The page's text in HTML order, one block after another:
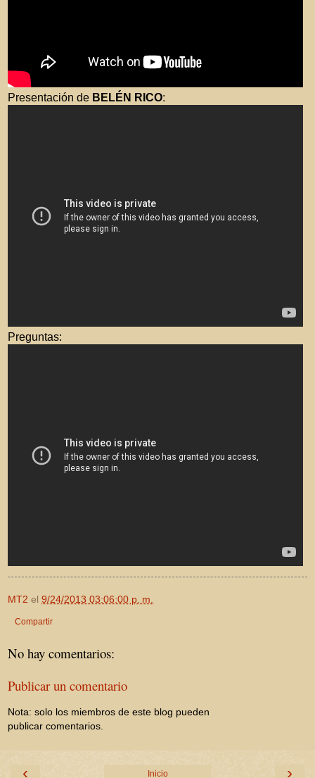
Presentación de BELÉN RICO:
Preguntas:
MT2 el 9/24/2013 03:06:00 p. m.
Compartir
No hay comentarios:
Publicar un comentario
Nota: solo los miembros de este blog pueden
publicar comentarios.
‹ ›
Inicio